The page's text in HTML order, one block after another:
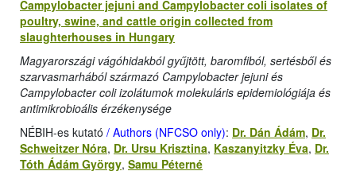
Campylobacter jejuni and Campylobacter coli isolates of
poultry, swine, and cattle origin collected from
slaughterhouses in Hungary
Magyarországi vágóhidakból gyűjtött, baromfiból, sertésből és
szarvasmarhából származó Campylobacter jejuni és
Campylobacter coli izolátumok molekuláris epidemiológiája és
antimikrobioális érzékenysége
NÉBIH-es kutató / Authors (NFCSO only): Dr. Dán Ádám, Dr.
Schweitzer Nóra, Dr. Ursu Krisztina, Kaszanyitzky Éva, Dr.
Tóth Ádám György, Samu Péterné